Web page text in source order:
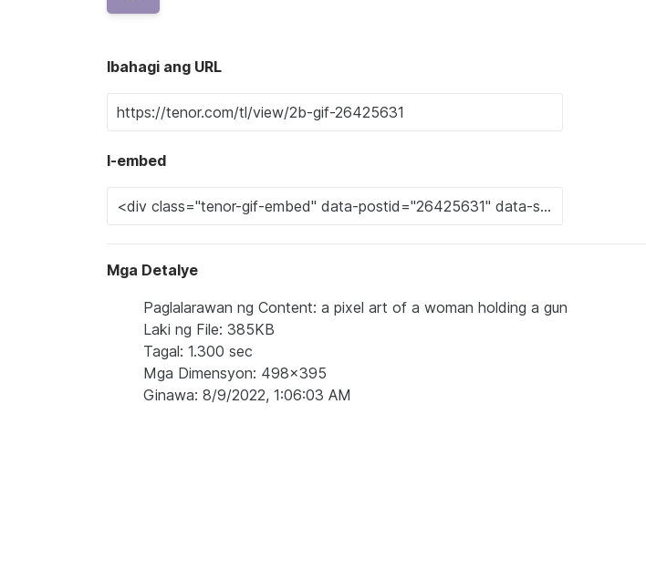
Ibahagi ang URL
I-embed
Mga Detalye
Paglalarawan ng Content: a pixel art of a woman holding a gun
Laki ng File: 385KB
Tagal: 1.300 sec
Mga Dimensyon: 498x395
Ginawa: 8/9/2022, 1:06:03 AM